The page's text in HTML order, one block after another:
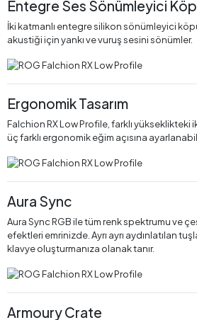
Entegre Ses Sönümleyici
İki katmanlı entegre silikon sönümleyici
akustiği için yankı ve vuruş sesini sönümler.
Ergonomik Tasarım
Falchion RX Low Profile, farklı yükseklikteki
üç farklı ergonomik eğim açısına
Aura Sync
Aura Sync RGB ile tüm renk spektrumu ve
efektleri emrinizde. Ayrı ayrı aydınlatılan
klavye oluşturmanıza olanak tanır.
Armoury Crate